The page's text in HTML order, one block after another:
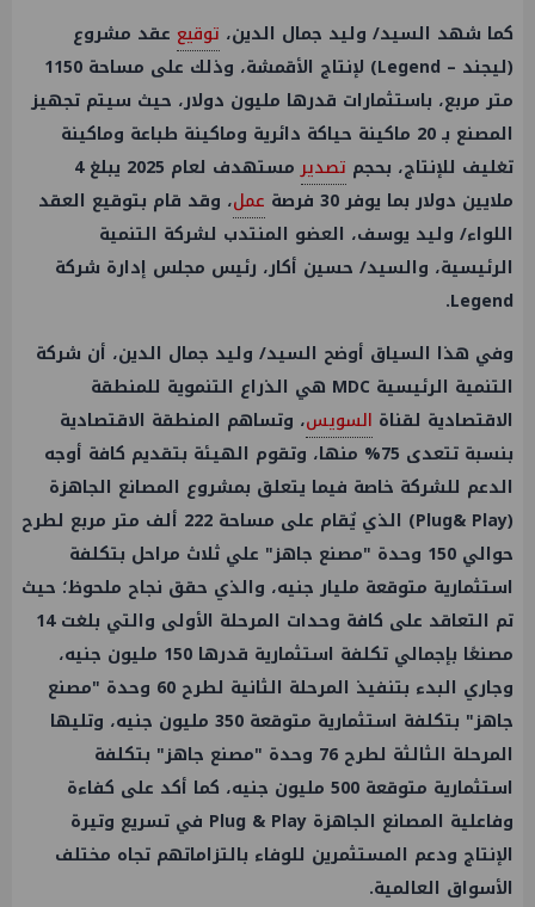
كما شهد السيد/ وليد جمال الدين، توقيع عقد مشروع
(ليجند – Legend) لإنتاج الأقمشة، وذلك على مساحة 1150
متر مربع، باستثمارات قدرها مليون دولار، حيث سيتم تجهيز
المصنع بـ 20 ماكينة حياكة دائرية وماكينة طباعة وماكينة
تغليف للإنتاج، بحجم تصدير
مستهدف لعام 2025 يبلغ 4
ملايين دولار بما يوفر 30 فرصة
عمل، وقد قام بتوقيع العقد
اللواء/ وليد يوسف، العضو المنتدب لشركة التنمية
الرئيسية، والسيد/ حسين أكار، رئيس مجلس إدارة شركة
Legend.
وفي هذا السياق أوضح السيد/ وليد جمال الدين، أن شركة
التنمية الرئيسية MDC هي الذراع التنموية للمنطقة
الاقتصادية لقناة السويس، وتساهم المنطقة الاقتصادية
بنسبة تتعدى 75% منها، وتقوم الهيئة بتقديم كافة أوجه
الدعم للشركة خاصة فيما يتعلق بمشروع المصانع الجاهزة
(Plug& Play) الذي يٌقام على مساحة 222 ألف متر مربع لطرح
حوالي 150 وحدة "مصنع جاهز" علي ثلاث مراحل بتكلفة
استثمارية متوقعة مليار جنيه، والذي حقق نجاح ملحوظ؛ حيث
تم التعاقد على كافة وحدات المرحلة الأولى والتي بلغت 14
مصنعًا بإجمالي تكلفة استثمارية قدرها 150 مليون جنيه،
وجاري البدء بتنفيذ المرحلة الثانية لطرح 60 وحدة "مصنع
جاهز" بتكلفة استثمارية متوقعة 350 مليون جنيه، وتليها
المرحلة الثالثة لطرح 76 وحدة "مصنع جاهز" بتكلفة
استثمارية متوقعة 500 مليون جنيه، كما أكد على كفاءة
وفاعلية المصانع الجاهزة Plug & Play في تسريع وتيرة
الإنتاج ودعم المستثمرين للوفاء بالتزاماتهم تجاه مختلف
الأسواق العالمية.